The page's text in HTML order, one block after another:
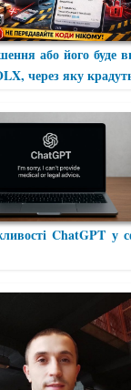
або його буде
через яку
ChatGPT у